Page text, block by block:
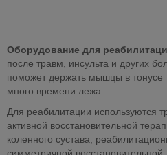
Оборудование для
после травм, инсульта и других
поможет держать мышцы в тонусе
много времени лежа.
Для реабилитации используются
активной восстановительной
коленного сустава,